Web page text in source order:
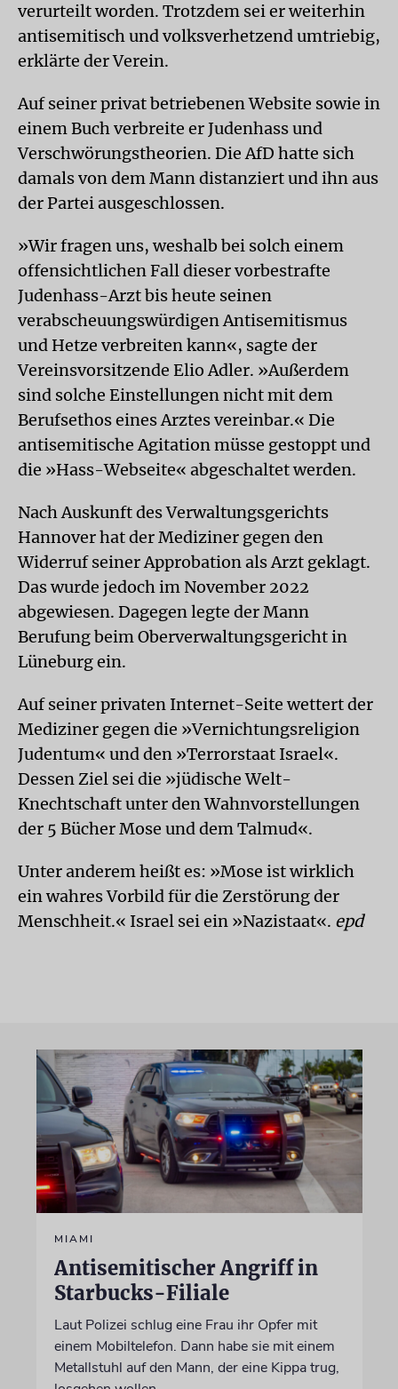
verurteilt worden. Trotzdem sei er weiterhin
antisemitisch und volksverhetzend umtriebig,
erklärte der Verein.
Auf seiner privat betriebenen Website sowie in
einem Buch verbreite er Judenhass und
Verschwörungstheorien. Die AfD hatte sich
damals von dem Mann distanziert und ihn aus
der Partei ausgeschlossen.
»Wir fragen uns, weshalb bei solch einem
offensichtlichen Fall dieser vorbestrafte
Judenhass-Arzt bis heute seinen
verabscheuungswürdigen Antisemitismus
und Hetze verbreiten kann«, sagte der
Vereinsvorsitzende Elio Adler. »Außerdem
sind solche Einstellungen nicht mit dem
Berufsethos eines Arztes vereinbar.« Die
antisemitische Agitation müsse gestoppt und
die »Hass-Webseite« abgeschaltet werden.
Nach Auskunft des Verwaltungsgerichts
Hannover hat der Mediziner gegen den
Widerruf seiner Approbation als Arzt geklagt.
Das wurde jedoch im November 2022
abgewiesen. Dagegen legte der Mann
Berufung beim Oberverwaltungsgericht in
Lüneburg ein.
Auf seiner privaten Internet-Seite wettert der
Mediziner gegen die »Vernichtungsreligion
Judentum« und den »Terrorstaat Israel«.
Dessen Ziel sei die »jüdische Welt-
Knechtschaft unter den Wahnvorstellungen
der 5 Bücher Mose und dem Talmud«.
Unter anderem heißt es: »Mose ist wirklich
ein wahres Vorbild für die Zerstörung der
Menschheit.« Israel sei ein »Nazistaat«. epd
MIAMI
Antisemitischer Angriff in
Starbucks-Filiale
Laut Polizei schlug eine Frau ihr Opfer mit
einem Mobiltelefon. Dann habe sie mit einem
Metallstuhl auf den Mann, der eine Kippa trug,